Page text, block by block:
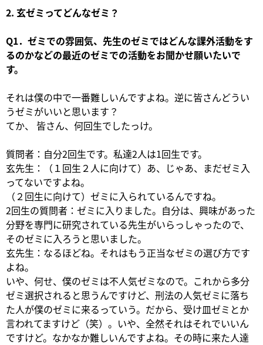
2. 玄ゼミってどんなゼミ？
Q1．ゼミでの雰囲気、先生のゼミではどんな課外活動をす
るのかなどの最近のゼミでの活動をお聞かせ願いたいで
す。
それは僕の中で一番難しいんですよね。逆に皆さんどうい
うゼミがいいと思います？
てか、 皆さん、何回生でしたっけ。
質問者：自分2回生です。私達2人は1回生です。
玄先生：（１回生２人に向けて）あ、じゃあ、まだゼミ入
ってないですよね。
（２回生に向けて）ゼミに入られているんですね。
2回生の質問者：ゼミに入りました。自分は、興味があった
分野を専門に研究されている先生がいらっしゃったので、
そのゼミに入ろうと思いました。
玄先生：なるほどね。それはもう正当なゼミの選び方です
よね。
いや、何せ、僕のゼミは不人気ゼミなので。これから多分
ゼミ選択されると思うんですけど、刑法の人気ゼミに落ち
た人が僕のゼミに来るっていう。だから、受け皿ゼミとか
言われてますけど（笑）。いや、全然それはそれでいいん
ですけど。なかなか難しいんですよね。その時に来た人達